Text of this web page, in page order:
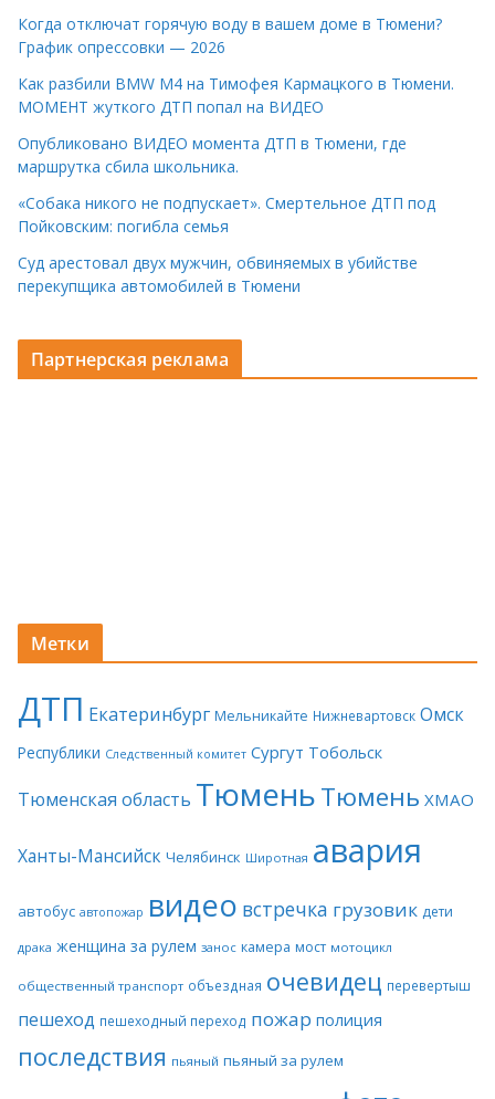
Когда отключат горячую воду в вашем доме в Тюмени?
График опрессовки — 2026
Как разбили BMW M4 на Тимофея Кармацкого в Тюмени.
МОМЕНТ жуткого ДТП попал на ВИДЕО
Опубликовано ВИДЕО момента ДТП в Тюмени, где
маршрутка сбила школьника.
«Собака никого не подпускает». Смертельное ДТП под
Пойковским: погибла семья
Суд арестовал двух мужчин, обвиняемых в убийстве
перекупщика автомобилей в Тюмени
Партнерская реклама
Метки
ДТП Екатеринбург Мельникайте Нижневартовск Омск
Республики Следственный комитет Сургут Тобольск
Тюменская область ТюменьТюмень ХМАО
Ханты-Мансийск Челябинск Широтная авария
автобус автопожар видео встречка грузовик дети
драка женщина за рулем занос камера мост мотоцикл
общественный транспорт объездная очевидец перевертыш
пешеход пешеходный переход пожар полиция
последствия пьяный пьяный за рулем